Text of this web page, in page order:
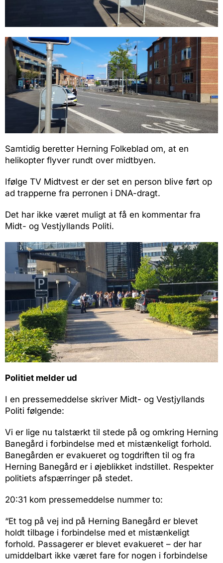
Samtidig beretter Herning Folkeblad om, at en
helikopter flyver rundt over midtbyen.
Ifølge TV Midtvest er der set en person blive ført op
ad trapperne fra perronen i DNA-dragt.
Det har ikke været muligt at få en kommentar fra
Midt- og Vestjyllands Politi.
Politiet melder ud
I en pressemeddelse skriver Midt- og Vestjyllands
Politi følgende:
Vi er lige nu talstærkt til stede på og omkring Herning
Banegård i forbindelse med et mistænkeligt forhold.
Banegården er evakueret og togdriften til og fra
Herning Banegård er i øjeblikket indstillet. Respekter
politiets afspærringer på stedet.
20:31 kom pressemeddelse nummer to:
“Et tog på vej ind på Herning Banegård er blevet
holdt tilbage i forbindelse med et mistænkeligt
forhold. Passagerer er blevet evakueret – der har
umiddelbart ikke været fare for nogen i forbindelse